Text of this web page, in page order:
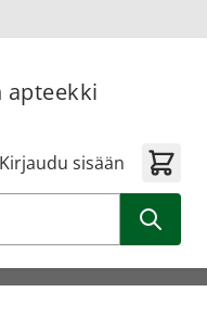
apteekki
Kirjaudu sisään